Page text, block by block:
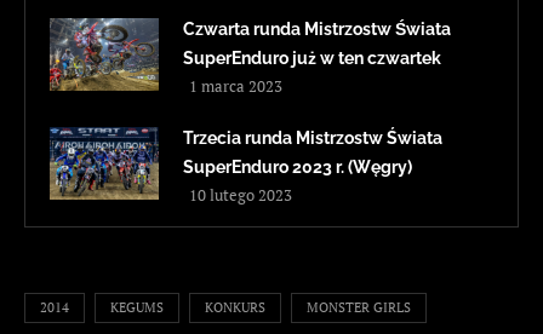
Czwarta runda Mistrzostw Świata
SuperEnduro już w ten czwartek
1 marca 2023
Trzecia runda Mistrzostw Świata
SuperEnduro 2023 r. (Węgry)
10 lutego 2023
2014 KEGUMS KONKURS MONSTER GIRLS